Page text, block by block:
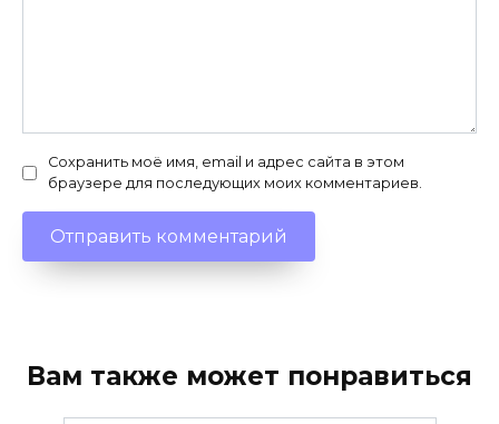
Сохранить моё имя, email и адрес сайта в этом
браузере для последующих моих комментариев.
Вам также может понравиться